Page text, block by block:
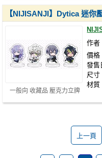
一般向 收藏品 壓克力立牌
【NIJISANJI】Dytica 迷你
作者
價格
發售
尺寸
材質
上一頁